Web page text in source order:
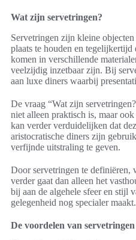
Wat zijn servetringen?
Servetringen zijn kleine
plaats te houden en
komen in verschillende
veelzijdig inzetbaar zijn. Bij
aan luxe diners waarbij
De vraag “Wat zijn
niet alleen praktisch is, maar ook
kan verder verduidelijken dat
aristocratische diners zijn
verfijnde uitstraling te geven.
Door servetringen te
verder gaat dan alleen het
bij aan de algehele sfeer en stijl
gelegenheid nog specialer maakt.
De voordelen van